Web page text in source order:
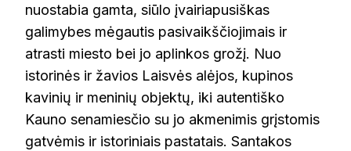
nuostabia gamta, siūlo įvairiapusiškas
galimybes mėgautis pasivaikščiojimais ir
atrasti miesto bei jo aplinkos grožį. Nuo
istorinės ir žavios Laisvės alėjos, kupinos
kavinių ir meninių objektų, iki autentiško
Kauno senamiesčio su jo akmenimis grįstomis
gatvėmis ir istoriniais pastatais. Santakos